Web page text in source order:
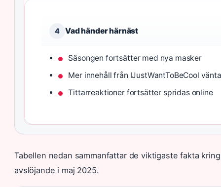
4 Vad händer härnäst
Säsongen fortsätter med nya masker
Mer innehåll från IJustWantToBeCool
Tittarreaktioner fortsätter spridas online
Tabellen nedan sammanfattar de viktigaste fakta
avslöjande i maj 2025.